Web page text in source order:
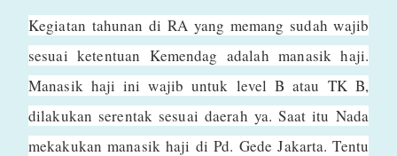
Kegiatan tahunan di RA yang memang sudah wajib
sesuai ketentuan Kemendag adalah manasik haji.
Manasik haji ini wajib untuk level B atau TK B,
dilakukan serentak sesuai daerah ya. Saat itu Nada
mekakukan manasik haji di Pd. Gede Jakarta. Tentu